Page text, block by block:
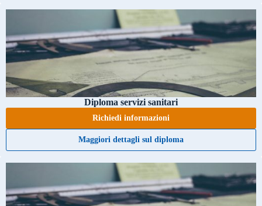
Diploma servizi sanitari
Richiedi informazioni
Maggiori dettagli sul diploma